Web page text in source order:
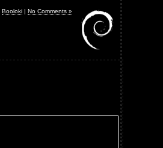
Booloki| No Comments »